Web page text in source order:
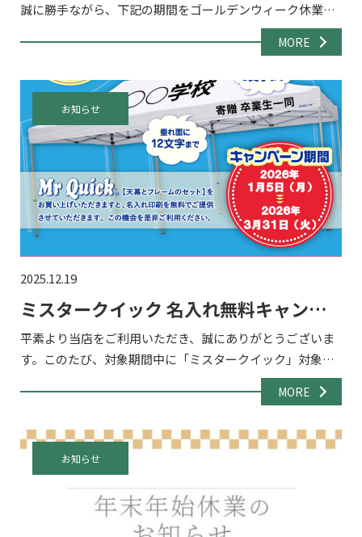
誠に勝手ながら、下記の期間をゴールデンウィーク休業と
させていただきます。 ■ 休業期間2026年5月2日（土）～ 5
月6日（水） 休業期間中もお問い合わせフォーム・メ […]
MORE
2025.12.19
ミスタークイック 名入れ無料キャンペ
ーン2026！
平素より当店をご利用いただき、誠にありがとうございま
す。このたび、対象期間中に「ミスタークイック」対象商
品をご購入いただいたお客様を対象に、天幕への名入れが
無料となるキャンペーンを実施いたします。 イベント・展
お知らせ
MORE
お知らせ